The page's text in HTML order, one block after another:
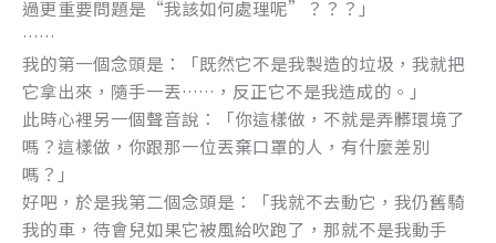
o
k
er
過更重要問題是“我該如何處理呢”？？？」
……
我的第一個念頭是：「既然它不是我製造的垃圾，我就把
它拿出來，隨手一丟……，反正它不是我造成的。」
此時心裡另一個聲音說：「你這樣做，不就是弄髒環境了
嗎？這樣做，你跟那一位丟棄口罩的人，有什麼差別
嗎？」
好吧，於是我第二個念頭是：「我就不去動它，我仍舊騎
我的車，待會兒如果它被風給吹跑了，那就不是我動手